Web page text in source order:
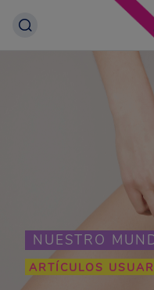
NUESTRO
ARTÍCULOS